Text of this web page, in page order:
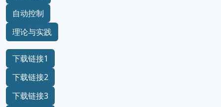
自动控制
理论与实践
下载链接1
下载链接2
下载链接3